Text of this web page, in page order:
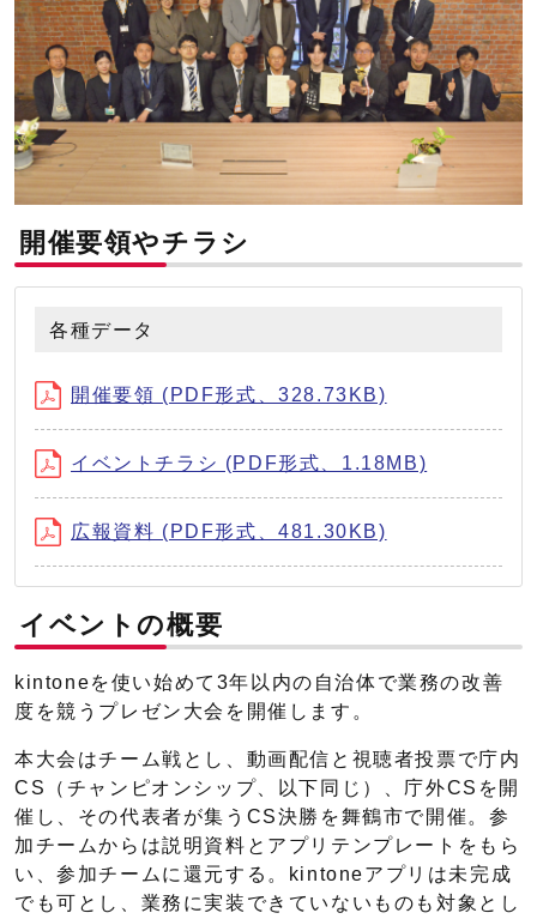
開催要領やチラシ
各種データ
開催要領 (PDF形式、328.73KB)
イベントチラシ (PDF形式、1.18MB)
広報資料 (PDF形式、481.30KB)
イベントの概要
kintoneを使い始めて3年以内の自治体で業務の改善
度を競うプレゼン大会を開催します。
本大会はチーム戦とし、動画配信と視聴者投票で庁内
CS（チャンピオンシップ、以下同じ）、庁外CSを開
催し、その代表者が集うCS決勝を舞鶴市で開催。参
加チームからは説明資料とアプリテンプレートをもら
い、参加チームに還元する。kintoneアプリは未完成
でも可とし、業務に実装できていないものも対象とし